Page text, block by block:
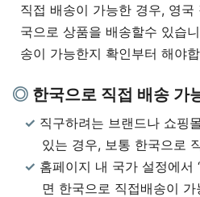
직접 배송이 가능한 경우, 영
국으로 상품을 배송할수 있습
송이 가능한지 확인부터 해야
한국으로 직접 배송 가
직구하려는 브랜드나 쇼핑
있는 경우, 보통 한국으로
홈페이지 내 국가 설정에서
면 한국으로 직접배송이 가